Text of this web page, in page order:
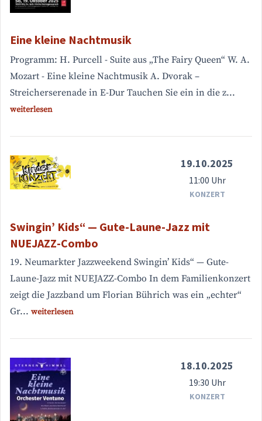
Eine kleine Nachtmusik
Programm: H. Purcell - Suite aus „The Fairy Queen“ W. A.
Mozart - Eine kleine Nachtmusik A. Dvorak –
Streicherserenade in E-Dur Tauchen Sie ein in die z...
weiterlesen
19.10.2025
11:00 Uhr
KONZERT
Swingin’ Kids“ — Gute-Laune-Jazz mit
NUEJAZZ-Combo
19. Neumarkter Jazzweekend Swingin’ Kids“ — Gute-
Laune-Jazz mit NUEJAZZ-Combo In dem Familienkonzert
zeigt die Jazzband um Florian Bührich was ein „echter“
Gr... weiterlesen
18.10.2025
19:30 Uhr
KONZERT